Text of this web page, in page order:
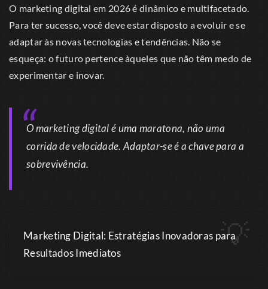
O marketing digital em 2026 é dinâmico e multifacetado.
Para ter sucesso, você deve estar disposto a evoluir e se
adaptar às novas tecnologias e tendências. Não se
esqueça: o futuro pertence àqueles que não têm medo de
experimentar e inovar.
O marketing digital é uma maratona, não uma
corrida de velocidade. Adaptar-se é a chave para a
sobrevivência.
Marketing Digital: Estratégias Inovadoras para
Resultados Imediatos